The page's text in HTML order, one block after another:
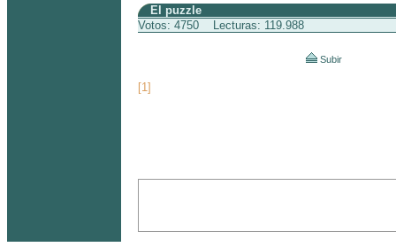
El puzzle
Votos: 4750 Lecturas: 119.988
Subir
[1]